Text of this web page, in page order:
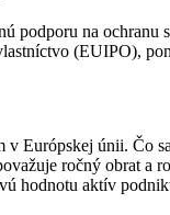
na ochranu
(EUIPO),
Európskej únii. Čo
ročný obrat a
hodnotu aktív